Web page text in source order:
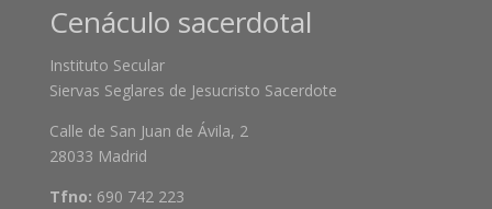
Cenáculo sacerdotal
Instituto Secular
Siervas Seglares de Jesucristo Sacerdote
Calle de San Juan de Ávila, 2
28033 Madrid
Tfno: 690 742 223